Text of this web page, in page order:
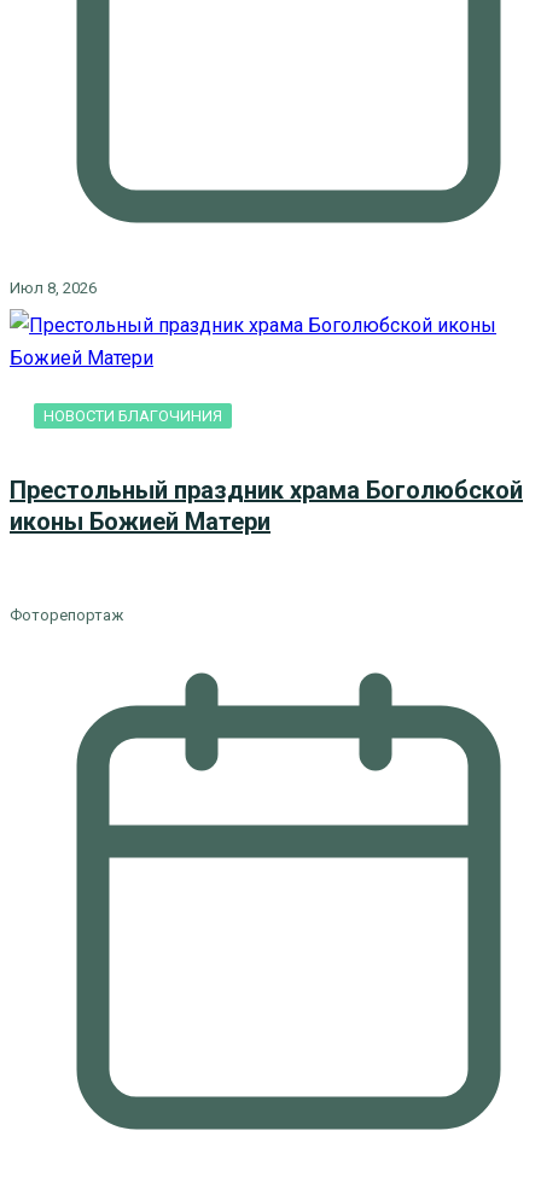
Июл 8, 2026
НОВОСТИ БЛАГОЧИНИЯ
Престольный праздник храма Боголюбской
иконы Божией Матери
Фоторепортаж